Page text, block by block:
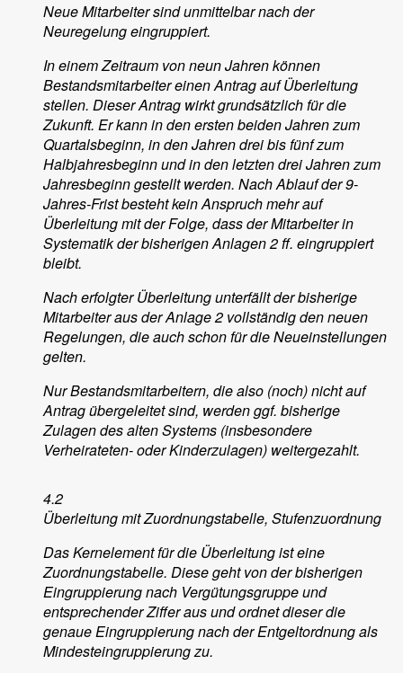
Neue Mitarbeiter sind unmittelbar nach der
Neuregelung eingruppiert.
In einem Zeitraum von neun Jahren können
Bestandsmitarbeiter einen Antrag auf Überleitung
stellen. Dieser Antrag wirkt grundsätzlich für die
Zukunft. Er kann in den ersten beiden Jahren zum
Quartalsbeginn, in den Jahren drei bis fünf zum
Halbjahresbeginn und in den letzten drei Jahren zum
Jahresbeginn gestellt werden. Nach Ablauf der 9-
Jahres-Frist besteht kein Anspruch mehr auf
Überleitung mit der Folge, dass der Mitarbeiter in
Systematik der bisherigen Anlagen 2 ff. eingruppiert
bleibt.
Nach erfolgter Überleitung unterfällt der bisherige
Mitarbeiter aus der Anlage 2 vollständig den neuen
Regelungen, die auch schon für die Neueinstellungen
gelten.
Nur Bestandsmitarbeitern, die also (noch) nicht auf
Antrag übergeleitet sind, werden ggf. bisherige
Zulagen des alten Systems (insbesondere
Verheirateten- oder Kinderzulagen) weitergezahlt.
4.2
Überleitung mit Zuordnungstabelle, Stufenzuordnung
Das Kernelement für die Überleitung ist eine
Zuordnungstabelle. Diese geht von der bisherigen
Eingruppierung nach Vergütungsgruppe und
entsprechender Ziffer aus und ordnet dieser die
genaue Eingruppierung nach der Entgeltordnung als
Mindesteingruppierung zu.